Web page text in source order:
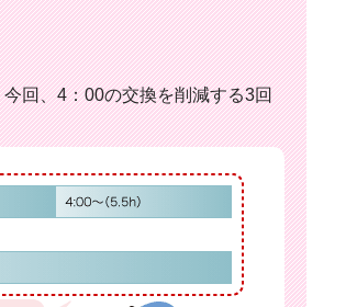
回、4：00の交換を削減する3回